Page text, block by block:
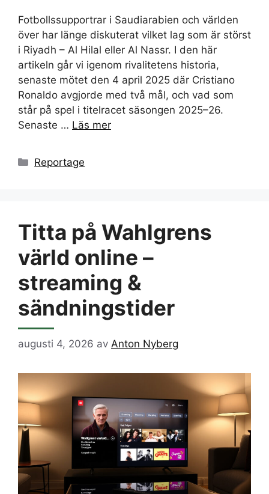
Fotbollssupportrar i Saudiarabien och världen
över har länge diskuterat vilket lag som är störst
i Riyadh – Al Hilal eller Al Nassr. I den här
artikeln går vi igenom rivalitetens historia,
senaste mötet den 4 april 2025 där Cristiano
Ronaldo avgjorde med två mål, och vad som
står på spel i titelracet säsongen 2025–26.
Senaste … Läs mer
Kategorier
Reportage
Titta på Wahlgrens
värld online –
streaming &
sändningstider
augusti 4, 2026 av Anton Nyberg